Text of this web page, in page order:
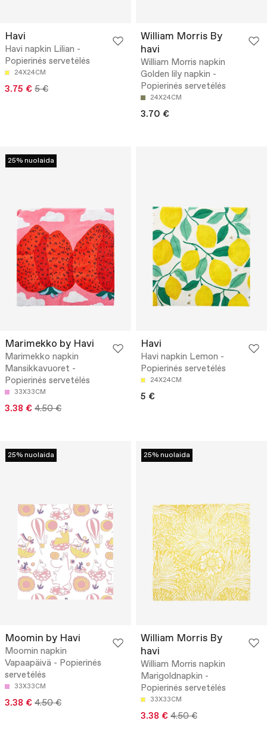
Havi
Havi napkin Lilian -
Popierinės servetėlės
24X24CM
3.75 € 5 €
William Morris By
havi
William Morris napkin
Golden lily napkin -
Popierinės servetėlės
24X24CM
3.70 €
25% nuolaida
Marimekko by Havi
Marimekko napkin
Mansikkavuoret -
Popierinės servetėlės
33X33CM
3.38 € 4.50 €
Havi
Havi napkin Lemon -
Popierinės servetėlės
24X24CM
5 €
25% nuolaida
Moomin by Havi
Moomin napkin
Vapaapäivä - Popierinės
servetėlės
33X33CM
3.38 € 4.50 €
25% nuolaida
William Morris By
havi
William Morris napkin
Marigoldnapkin -
Popierinės servetėlės
33X33CM
3.38 € 4.50 €